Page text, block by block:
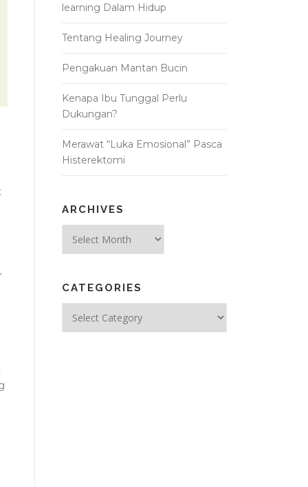
learning Dalam Hidup
Tentang Healing Journey
Pengakuan Mantan Bucin
Kenapa Ibu Tunggal Perlu
Dukungan?
Merawat “Luka Emosional” Pasca
Histerektomi
ARCHIVES
CATEGORIES